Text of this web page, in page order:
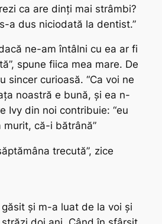
ca are dinți mai strâmbi?
a dus niciodată la dentist.”
ne-am întâlni cu ea ar fi
spune fiica mea mare. De
sincer curioasă. “Ca voi ne
noastră e bună, și ea n-
Ivy din noi contribuie: “eu
că-i bătrână”
trecută”, zice
și m-a luat de la voi și